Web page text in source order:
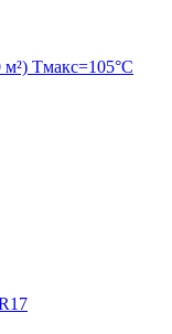
Тмакс=105°C